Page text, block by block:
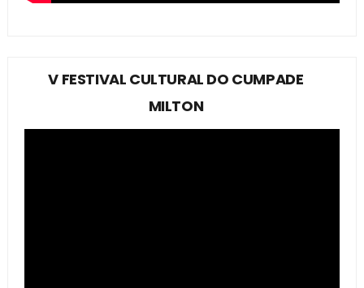
V FESTIVAL CULTURAL DO CUMPADE
MILTON